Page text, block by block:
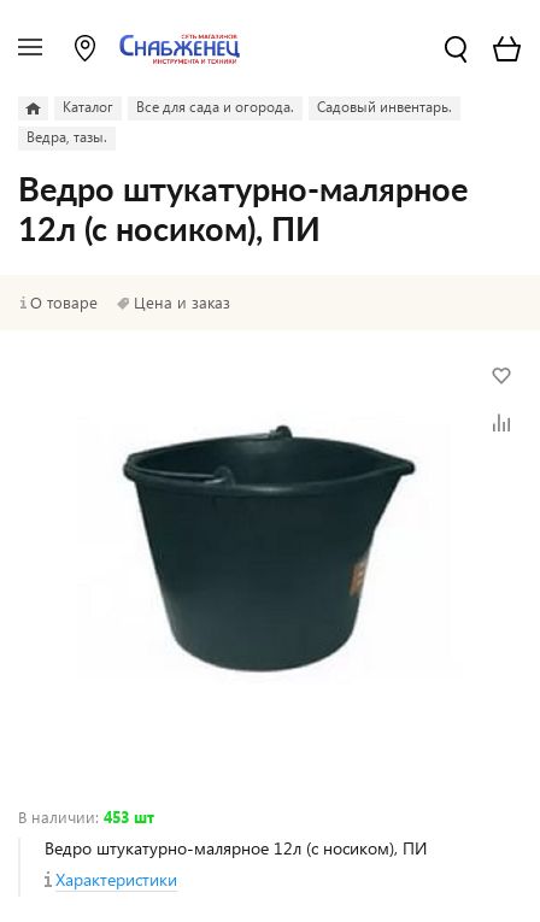
Каталог Все для сада и огорода.
Садовый инвентарь.
Ведра, тазы.
Ведро штукатурно-малярное
12л (с носиком), ПИ
О товаре Цена и заказ
В наличии: 453 шт
Ведро штукатурно-малярное 12л (с носиком), ПИ
Характеристики